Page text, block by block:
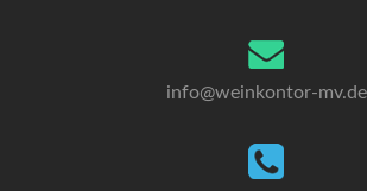
info@weinkontor-mv.de